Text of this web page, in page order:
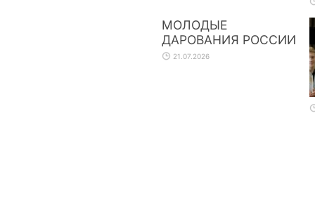
МОЛОДЫЕ
ДАРОВАНИЯ РОССИИ
21.07.2026